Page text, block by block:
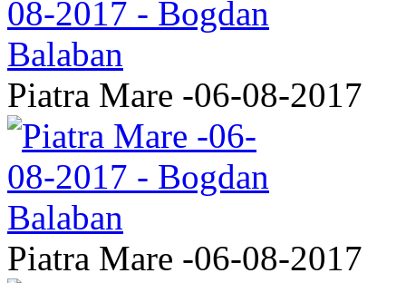
Piatra Mare -06-08-2017
Piatra Mare -06-08-2017